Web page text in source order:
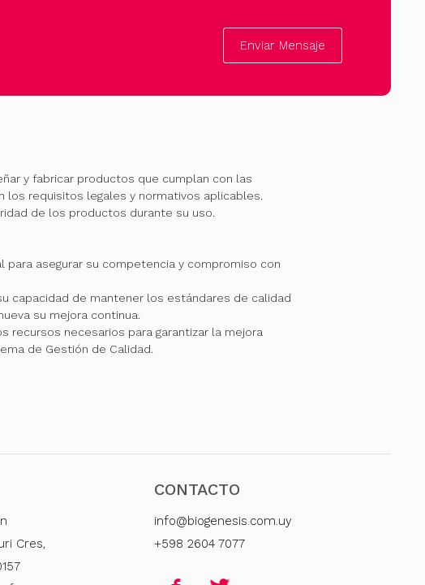
Enviar Mensaje
y fabricar productos que cumplan con las
requisitos legales y normativos aplicables.
de los productos durante su uso.
asegurar su competencia y compromiso con
capacidad de mantener los estándares de calidad
su mejora continua.
recursos necesarios para garantizar la mejora
de Gestión de Calidad.
Cres,
CONTACTO
info@biogenesis.com.uy
+598 2604 7077